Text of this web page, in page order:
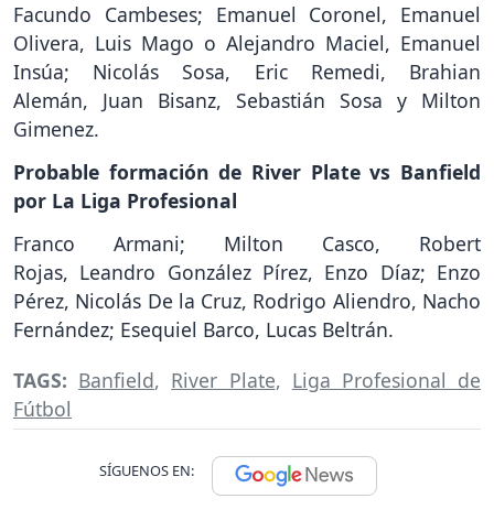
Facundo Cambeses; Emanuel Coronel, Emanuel
Olivera, Luis Mago o Alejandro Maciel, Emanuel
Insúa; Nicolás Sosa, Eric Remedi, Brahian
Alemán, Juan Bisanz, Sebastián Sosa y Milton
Gimenez.
Probable formación de River Plate vs Banfield
por La Liga Profesional
Franco Armani; Milton Casco, Robert
Rojas, Leandro González Pírez, Enzo Díaz; Enzo
Pérez, Nicolás De la Cruz, Rodrigo Aliendro, Nacho
Fernández; Esequiel Barco, Lucas Beltrán.
TAGS: Banfield, River Plate, Liga Profesional de
Fútbol
SÍGUENOS EN: